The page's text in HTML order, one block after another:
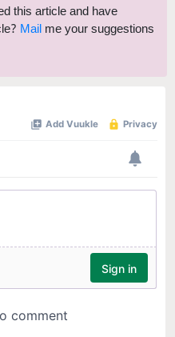
this article and have
Mail me your suggestions